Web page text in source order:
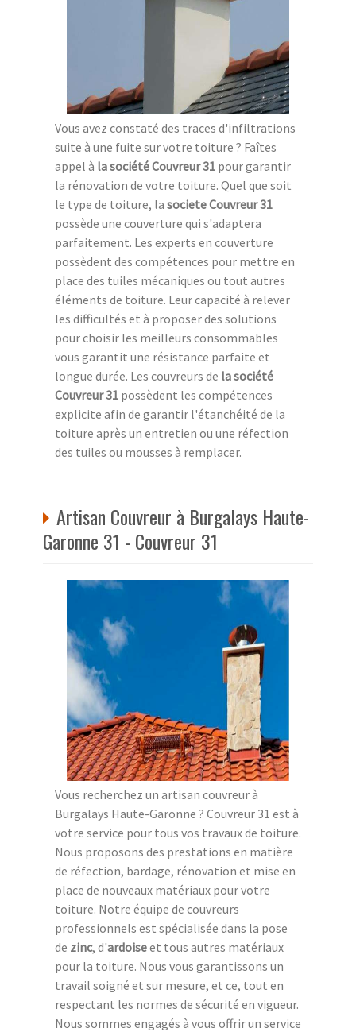
Vous avez constaté des traces d'infiltrations
suite à une fuite sur votre toiture ? Faîtes
appel à la société Couvreur 31 pour garantir
la rénovation de votre toiture. Quel que soit
le type de toiture, la societe Couvreur 31
possède une couverture qui s'adaptera
parfaitement. Les experts en couverture
possèdent des compétences pour mettre en
place des tuiles mécaniques ou tout autres
éléments de toiture. Leur capacité à relever
les difficultés et à proposer des solutions
pour choisir les meilleurs consommables
vous garantit une résistance parfaite et
longue durée. Les couvreurs de la société
Couvreur 31 possèdent les compétences
explicite afin de garantir l'étanchéité de la
toiture après un entretien ou une réfection
des tuiles ou mousses à remplacer.
Artisan Couvreur à Burgalays Haute-
Garonne 31 - Couvreur 31
Vous recherchez un artisan couvreur à
Burgalays Haute-Garonne ? Couvreur 31 est à
votre service pour tous vos travaux de toiture.
Nous proposons des prestations en matière
de réfection, bardage, rénovation et mise en
place de nouveaux matériaux pour votre
toiture. Notre équipe de couvreurs
professionnels est spécialisée dans la pose
de zinc, d'ardoiseet tous autres matériaux
pour la toiture. Nous vous garantissons un
travail soigné et sur mesure, et ce, tout en
respectant les normes de sécurité en vigueur.
Nous sommes engagés à vous offrir un service